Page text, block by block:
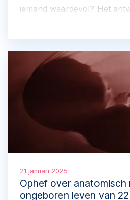
iemand waardevol? Het
zijn waardevol, gewoon,
21 januari 2025
Ophef over anatomisch
ongeboren leven van